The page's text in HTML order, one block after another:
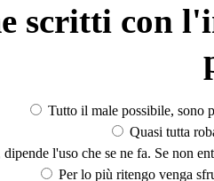
scritti con
Tutto il male possibile, sono
Quasi tutta
l'uso che se ne fa. Se non
Per lo più ritengo venga